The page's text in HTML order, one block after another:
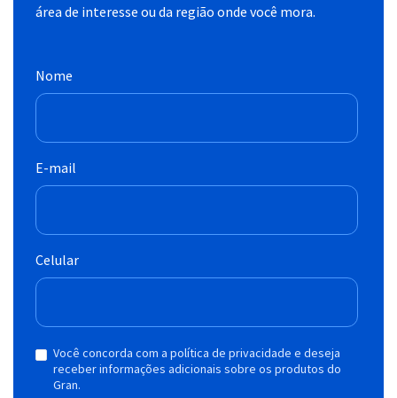
área de interesse ou da região onde você mora.
Nome
E-mail
Celular
Você concorda com a política de privacidade e deseja
receber informações adicionais sobre os produtos do
Gran.